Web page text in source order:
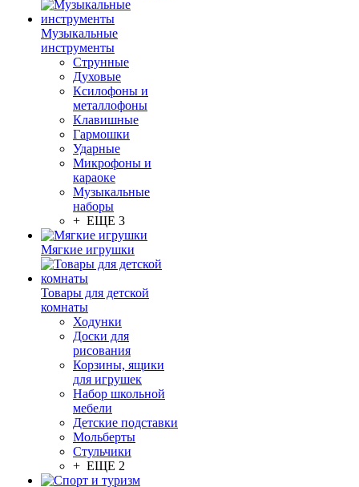
Музыкальные
инструменты
Струнные
Духовые
Ксилофоны и
металлофоны
Клавишные
Гармошки
Ударные
Микрофоны и
караоке
Музыкальные
наборы
+ ЕЩЕ 3
Мягкие игрушки
Товары для детской
комнаты
Ходунки
Доски для
рисования
Корзины, ящики
для игрушек
Набор школьной
мебели
Детские подставки
Мольберты
Стульчики
+ ЕЩЕ 2